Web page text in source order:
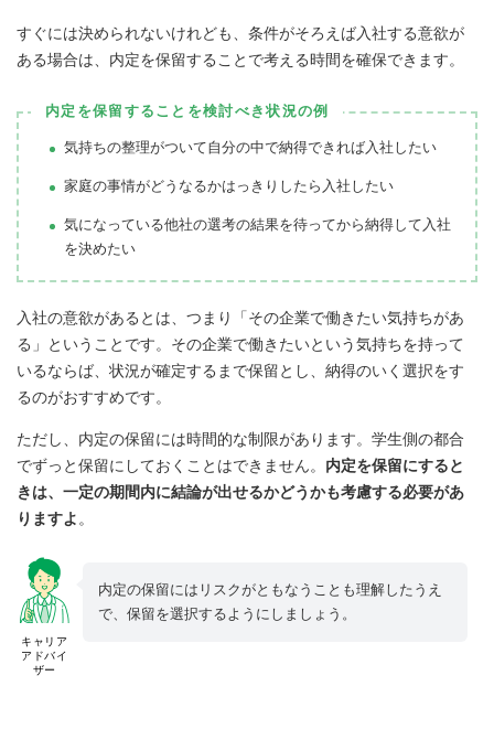
すぐには決められないけれども、条件がそろえば入社する意欲が
ある場合は、内定を保留することで考える時間を確保できます。
内定を保留することを検討べき状況の例
気持ちの整理がついて自分の中で納得できれば入社したい
家庭の事情がどうなるかはっきりしたら入社したい
気になっている他社の選考の結果を待ってから納得して入社
を決めたい
入社の意欲があるとは、つまり「その企業で働きたい気持ちがあ
る」ということです。その企業で働きたいという気持ちを持って
いるならば、状況が確定するまで保留とし、納得のいく選択をす
るのがおすすめです。
ただし、内定の保留には時間的な制限があります。学生側の都合
でずっと保留にしておくことはできません。 内定を保留にすると
きは、一定の期間内に結論が出せるかどうかも考慮する必要があ
りますよ。
キャリア
アドバイ
ザー
内定の保留にはリスクがともなうことも理解したうえ
で、保留を選択するようにしましょう。